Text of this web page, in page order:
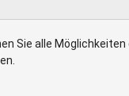
Sie alle